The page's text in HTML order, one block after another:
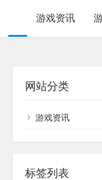
游戏资讯
网站分类
游戏资讯
标签列表